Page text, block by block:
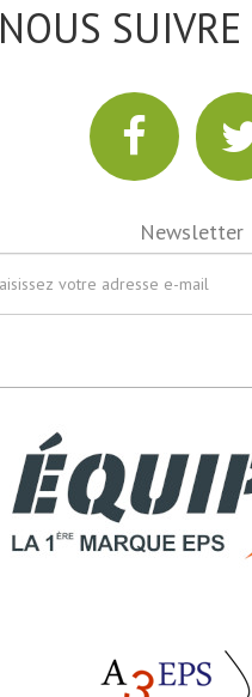
NOUS SUIVRE
Newsletter